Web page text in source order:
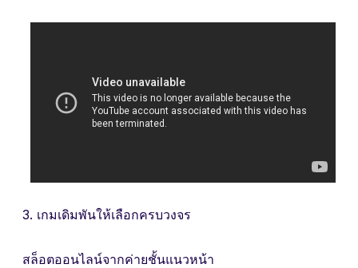
3. เกมเดิมพันให้เลือกครบวงจร
สล็อตออนไลน์จากค่ายชั้นแนวหน้า